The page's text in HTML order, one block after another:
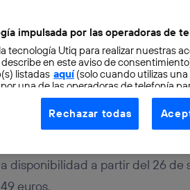
a España:
disponibilidad a partir del 26 de
euros.
impulsada por las operadoras de
tecnología Utiq para realizar nuestras
en este aviso de
listadas aquí(solo cuando utilizas una
por una de las operadoras de telefonía
web).
la privacidad como prioridad
de la cuenta de cliente de
ej., número de teléfono móvil).
Rechazar todas